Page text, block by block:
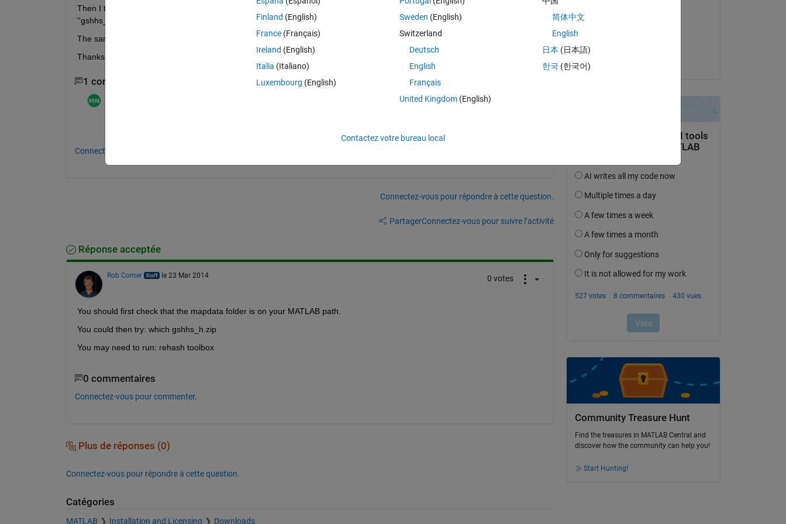
Then I tried a command 'filename = unzip('gshhs_h.zip', tempdir);' but I got a reply 'Function UNZIP was unable to find file
''gshhs_h.zip''.'
The same with WORLDDATAMAP. Matlab cannot find it. Do I have to do something special?
Thanks!
1 commentaire
Connectez-vous pour commenter.
Connectez-vous pour répondre à cette question.
PartagerConnectez-vous pour suivre l’activité
Réponse acceptée
Rob Comer le 23 Mar 2014 0 votes
You should first check that the mapdata folder is on your MATLAB path.
You could then try: which gshhs_h.zip
You may need to run: rehash toolbox
0 commentaires
Connectez-vous pour commenter.
Plus de réponses (0)
Connectez-vous pour répondre à cette question.
Catégories
MATLAB Installation and Licensing Downloads
le 21 Mai 2021
Acceptée :
Community Treasure Hunt
Find the treasures in MATLAB Central and
discover how the community can help you!
Start Hunting!
Finland (English)
France (Français)
Ireland (English)
Italia (Italiano)
Luxembourg (English)
Sweden (English)
Switzerland
Deutsch
English
Français
United Kingdom(English)
简体中文
English
日本 (日本語)
한국 (한국어)
Contactez votre bureau local